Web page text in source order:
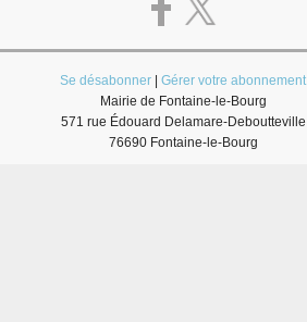
Se désabonner
Gérer votre abonnement
Mairie de Fontaine-le-Bourg
571 rue Édouard Delamare-Deboutteville
76690 Fontaine-le-Bourg